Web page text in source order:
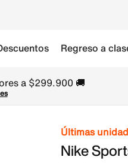
Regreso a
a $299.900 🚚
Últimas
Nike